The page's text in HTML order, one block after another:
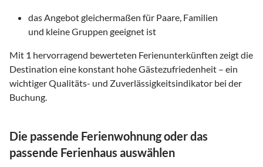
das Angebot gleichermaßen für Paare, Familien
und kleine Gruppen geeignet ist
Mit 1 hervorragend bewerteten Ferienunterkünften zeigt die
Destination eine konstant hohe Gästezufriedenheit – ein
wichtiger Qualitäts- und Zuverlässigkeitsindikator bei der
Buchung.
Die passende Ferienwohnung oder das
passende Ferienhaus auswählen